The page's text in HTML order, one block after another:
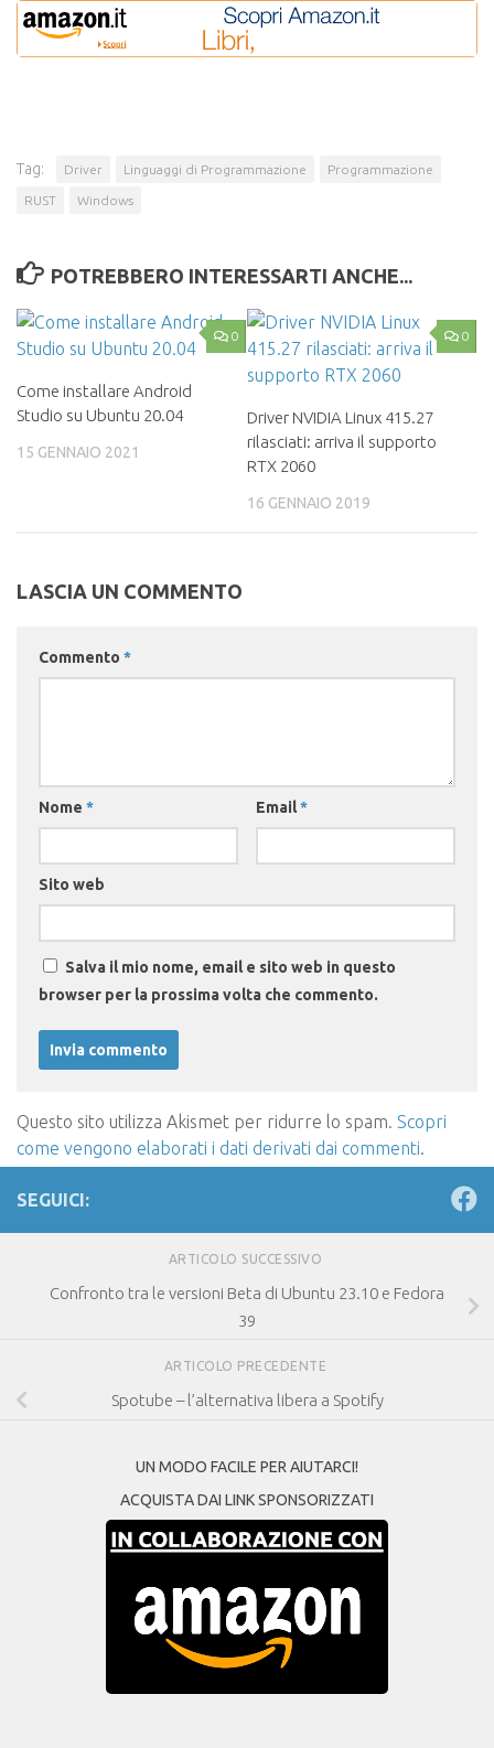
Tag: Driver Linguaggi di Programmazione Programmazione
RUST Windows
POTREBBERO INTERESSARTI ANCHE...
0
Come installare Android
Studio su Ubuntu 20.04
15 GENNAIO 2021
0
Driver NVIDIA Linux 415.27
rilasciati: arriva il supporto
RTX 2060
16 GENNAIO 2019
LASCIA UN COMMENTO
Commento *
Nome * Email*
Sito web
Salva il mio nome, email e sito web in questo
browser per la prossima volta che commento.
Questo sito utilizza Akismet per ridurre lo spam. Scopri
come vengono elaborati i dati derivati dai commenti.
SEGUICI:
ARTICOLO SUCCESSIVO
Confronto tra le versioni Beta di Ubuntu 23.10 e Fedora
39
ARTICOLO PRECEDENTE
Spotube – l’alternativa libera a Spotify
UN MODO FACILE PER AIUTARCI!
ACQUISTA DAI LINK SPONSORIZZATI